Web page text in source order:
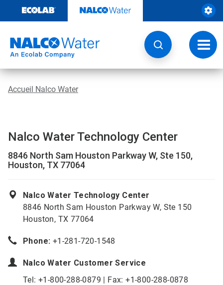
contenu
la
Accueil Nalco Water
Nalco Water Technology Center
8846 North Sam Houston Parkway W, Ste 150,
Houston, TX 77064
Nalco Water Technology Center
8846 North Sam Houston Parkway W, Ste 150
Houston, TX 77064
Phone: +1-281-720-1548
Nalco Water Customer Service
Tel: +1-800-288-0879 | Fax: +1-800-288-0878